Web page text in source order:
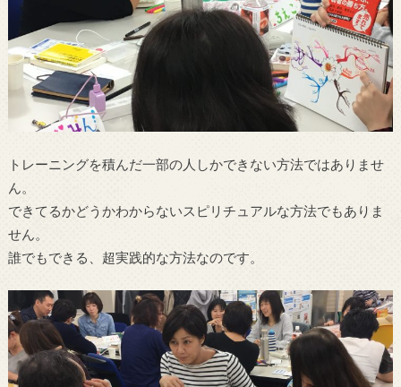
トレーニングを積んだ一部の人しかできない方法ではありませ
ん。
できてるかどうかわからないスピリチュアルな方法でもありま
せん。
誰でもできる、超実践的な方法なのです。